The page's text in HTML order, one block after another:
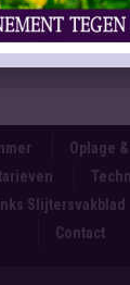
Oplage
Slijtersvakblad
Contact